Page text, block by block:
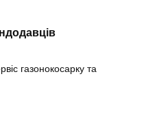
газонокосарку та